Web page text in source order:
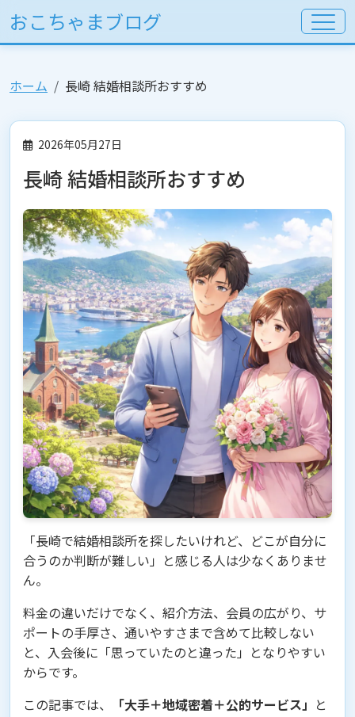
おこちゃまブログ
ホーム 長崎 結婚相談所おすすめ
2026年05月27日
長崎 結婚相談所おすすめ
「長崎で結婚相談所を探したいけれど、どこが自分に
合うのか判断が難しい」と感じる人は少なくありませ
ん。
料金の違いだけでなく、紹介方法、会員の広がり、サ
ポートの手厚さ、通いやすさまで含めて比較しない
と、入会後に「思っていたのと違った」となりやすい
からです。
この記事では、
「大手＋地域密着＋公的サービス」 と